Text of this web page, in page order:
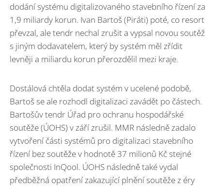
dodání systému digitalizovaného stavebního řízení za
1,9 miliardy korun. Ivan Bartoš (Piráti) poté, co resort
převzal, ale tendr nechal zrušit a vypsal novou soutěž
s jiným dodavatelem, který by systém měl zřídit
levněji a miliardu korun přerozdělil mezi kraje.
Dostálová chtěla dodat systém v ucelené podobě,
Bartoš se ale rozhodl digitalizaci zavádět po částech.
Bartošův tendr Úřad pro ochranu hospodářské
soutěže (ÚOHS) v září zrušil. MMR následně zadalo
vytvoření části systémů pro digitalizaci stavebního
řízení bez soutěže v hodnotě 37 milionů Kč stejné
společnosti InQool. ÚOHS následně také vydal
předběžná opatření zakazující plnění soutěže z éry